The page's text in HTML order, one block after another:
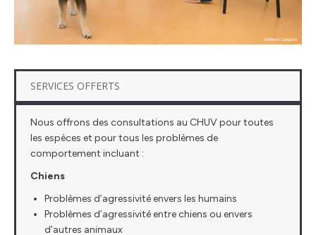
SERVICES OFFERTS
Nous offrons des consultations au CHUV pour toutes
les espèces et pour tous les problèmes de
comportement incluant :
Chiens
Problèmes d’agressivité envers les humains
Problèmes d’agressivité entre chiens ou envers
d’autres animaux